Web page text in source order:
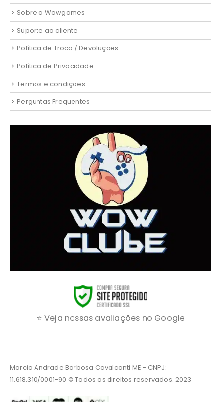
Sobre a Wowgames
Suporte ao cliente
Política de Troca / Devoluções
Política de Privacidade
Termos e condições
Perguntas Frequentes
⭐ Veja nossas avaliações no Google
Marcio Andrade Barbosa Cavalcanti ME - CNPJ:
11.618.310/0001-90 © Todos os direitos reservados. 2023